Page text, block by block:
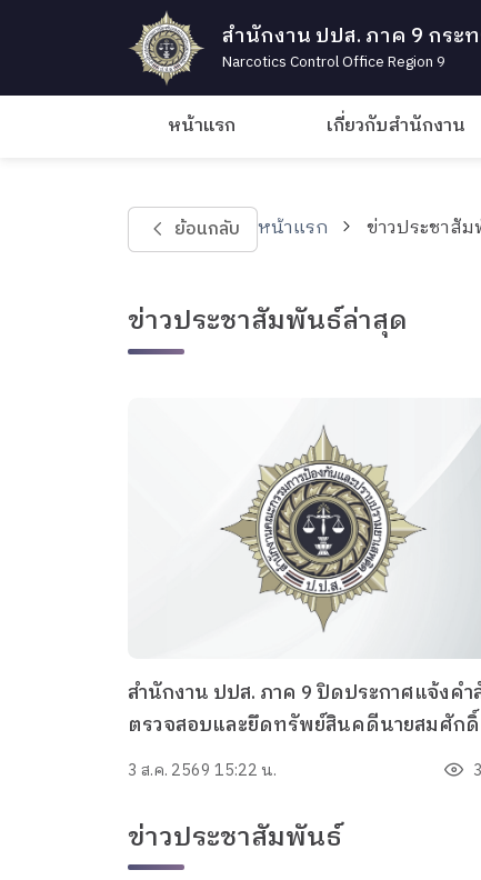
สำนักงาน ปปส. ภาค 9 กระ
Narcotics Control Office Region 9
หน้าแรก เกี่ยวกับสำนักงาน
ย้อนกลับ หน้าแรก ข่าวประชาสั
ข่าวประชาสัมพันธ์ล่าสุด
สำนักงาน ปปส. ภาค 9 ปิดประกาศแจ้งคำ
ตรวจสอบและยึดทรัพย์สินคดีนายสมศัก
ชรลุ และนางคณิศร์ณิชา หรือปนัดดา ขัน
อาจอ้างเป็นเจ้าของทรัพย์สิน
3 ส.ค. 2569 15:22 น.
ข่าวประชาสัมพันธ์